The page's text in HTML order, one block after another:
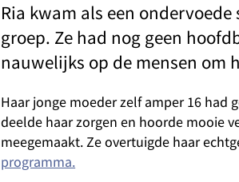
Ria kwam als een
groep. Ze had nog geen
nauwelijks op de mensen om
Haar jonge moeder zelf amper 16 had
deelde haar zorgen en hoorde mooie
meegemaakt. Ze overtuigde haar
programma.